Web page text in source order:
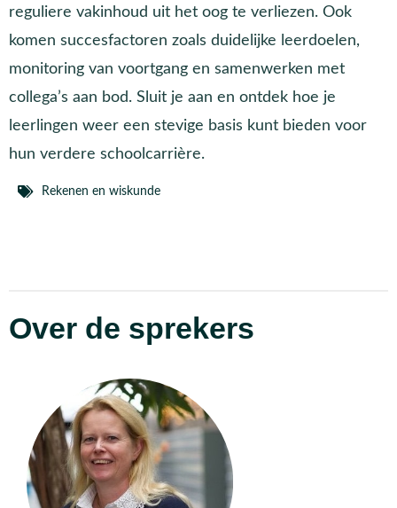
reguliere vakinhoud uit het oog te verliezen. Ook
komen succesfactoren zoals duidelijke leerdoelen,
monitoring van voortgang en samenwerken met
collega’s aan bod. Sluit je aan en ontdek hoe je
leerlingen weer een stevige basis kunt bieden voor
hun verdere schoolcarrière.
Rekenen en wiskunde
Over de sprekers